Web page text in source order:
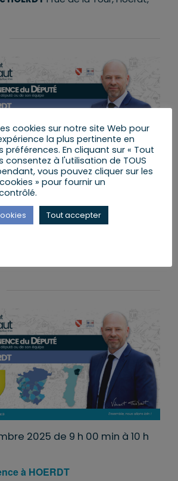
à HOERDT
2025 de 9 h 00 min
à HOERDT
2025 de 9 h 00 min à 10 h
cookies sur notre site Web pour
la plus pertinente en
En cliquant sur « Tout
consentez à l'utilisation de TOUS
vous pouvez cliquer sur les
» pour fournir un
Tout accepter